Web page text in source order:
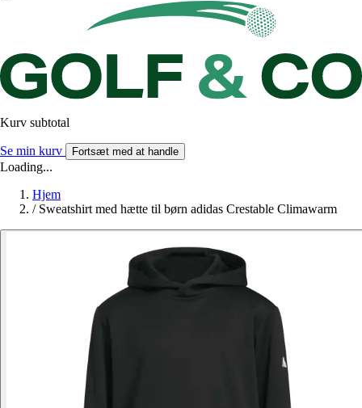
Kurv subtotal
Se min kurv Fortsæt med at handle
Loading...
Hjem
/ Sweatshirt med hætte til børn adidas Crestable Climawarm